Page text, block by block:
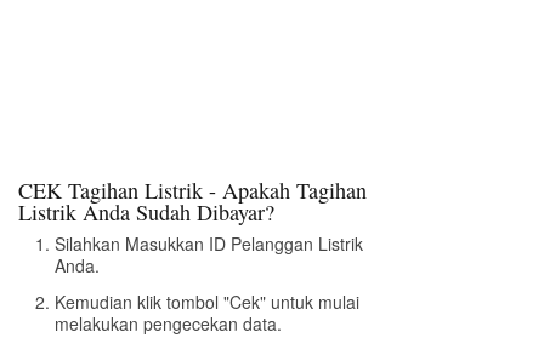
CEK Tagihan Listrik - Apakah Tagihan
Listrik Anda Sudah Dibayar?
Silahkan Masukkan ID Pelanggan Listrik
Anda.
Kemudian klik tombol "Cek" untuk mulai
melakukan pengecekan data.